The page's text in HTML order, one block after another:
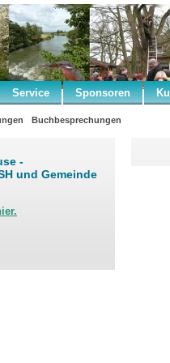
Service Sponsoren
Buchbesprechungen
-
und Gemeinde